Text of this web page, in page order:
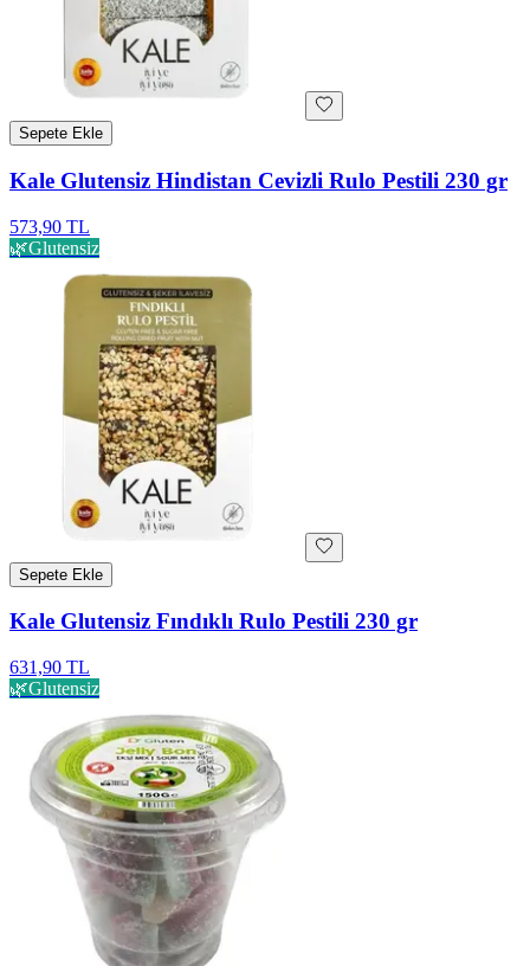
Sepete Ekle
Kale Glutensiz Hindistan Cevizli Rulo Pestili 230 gr
573,90 TL
🌿Glutensiz
Sepete Ekle
Kale Glutensiz Fındıklı Rulo Pestili 230 gr
631,90 TL
🌿Glutensiz